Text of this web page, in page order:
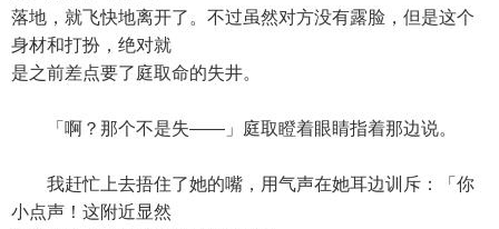
落地，就飞快地离开了。不过虽然对方没有露脸，但是这个
身材和打扮，绝对就
是之前差点要了庭取命的失井。
「啊？那个不是失——」庭取瞪着眼睛指着那边说。
我赶忙上去捂住了她的嘴，用气声在她耳边训斥：「你
小点声！这附近显然